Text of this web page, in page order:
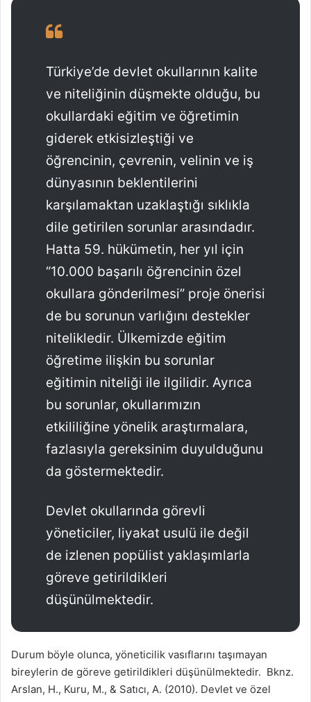
Türkiye’de devlet okullarının kalite
ve niteliğinin düşmekte olduğu, bu
okullardaki eğitim ve öğretimin
giderek etkisizleştiği ve
öğrencinin, çevrenin, velinin ve iş
dünyasının beklentilerini
karşılamaktan uzaklaştığı sıklıkla
dile getirilen sorunlar arasındadır.
Hatta 59. hükümetin, her yıl için
“10.000 başarılı öğrencinin özel
okullara gönderilmesi” proje önerisi
de bu sorunun varlığını destekler
nitelikledir. Ülkemizde eğitim
öğretime ilişkin bu sorunlar
eğitimin niteliği ile ilgilidir. Ayrıca
bu sorunlar, okullarımızın
etkililiğine yönelik araştırmalara,
fazlasıyla gereksinim duyulduğunu
da göstermektedir.
Devlet okullarında görevli
yöneticiler, liyakat usulü ile değil
de izlenen popülist yaklaşımlarla
göreve getirildikleri
düşünülmektedir.
Durum böyle olunca, yöneticilik vasıflarını taşımayan
bireylerin de göreve getirildikleri düşünülmektedir. Bknz.
Arslan, H., Kuru, M., & Satıcı, A. (2010). Devlet ve özel